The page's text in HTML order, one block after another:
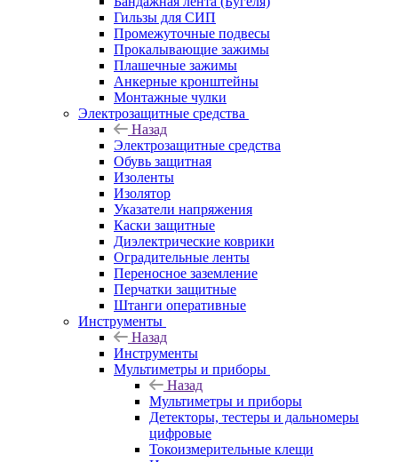
Гильзы для СИП
Промежуточные подвесы
Прокалывающие зажимы
Плашечные зажимы
Анкерные кронштейны
Монтажные чулки
Электрозащитные средства
Назад
Электрозащитные средства
Обувь защитная
Изоленты
Изолятор
Указатели напряжения
Каски защитные
Диэлектрические коврики
Оградительные ленты
Переносное заземление
Перчатки защитные
Штанги оперативные
Инструменты
Назад
Инструменты
Мультиметры и приборы
Назад
Мультиметры и приборы
Детекторы, тестеры и дальномеры
цифровые
Токоизмерительные клещи